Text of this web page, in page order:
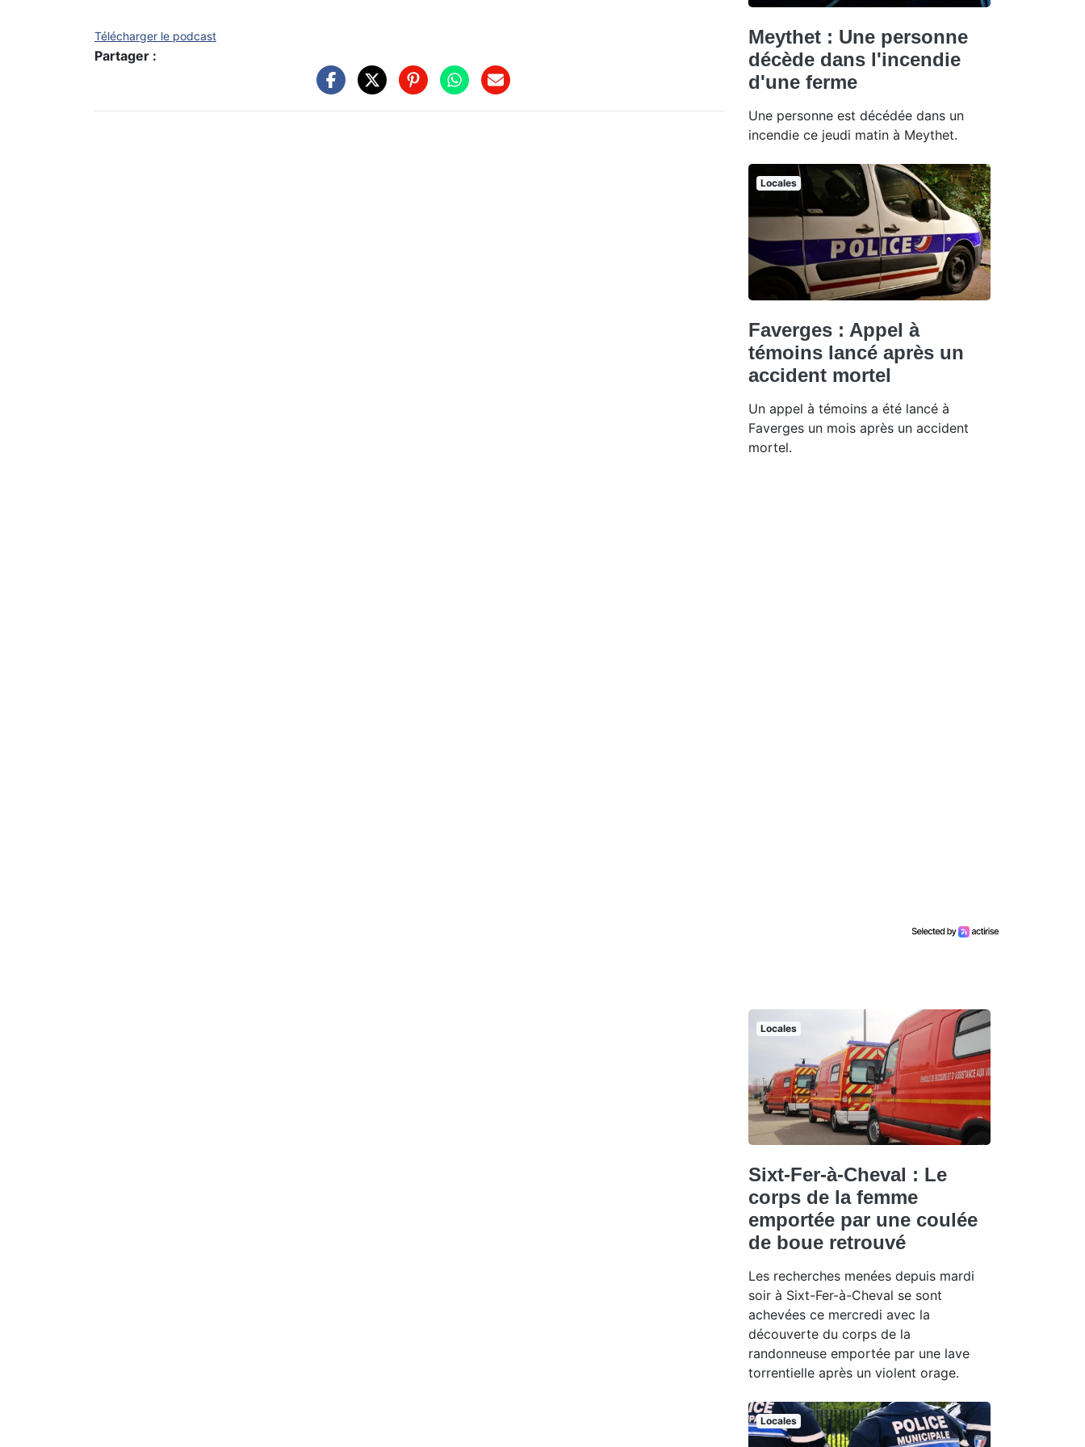
Télécharger le podcast
Partager :
Meythet : Une personne
décède dans l'incendie
d'une ferme
Une personne est décédée dans un
incendie ce jeudi matin à Meythet.
Locales
Faverges : Appel à
témoins lancé après un
accident mortel
Un appel à témoins a été lancé à
Faverges un mois après un accident
mortel.
Locales
Sixt-Fer-à-Cheval : Le
corps de la femme
emportée par une coulée
de boue retrouvé
Les recherches menées depuis mardi
soir à Sixt-Fer-à-Cheval se sont
achevées ce mercredi avec la
découverte du corps de la
randonneuse emportée par une lave
torrentielle après un violent orage.
Locales